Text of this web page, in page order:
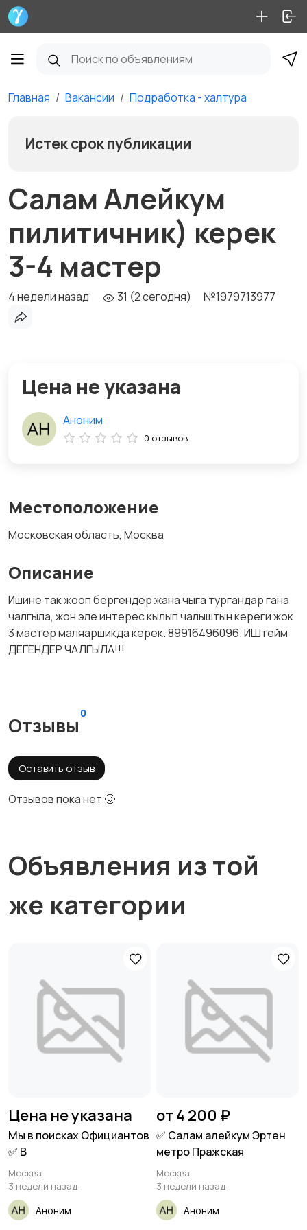
Главная Вакансии Подработка - халтура
Истек срок публикации
Салам Алейкум
пилитичник) керек
3-4 мастер
4 недели назад 31 (2 сегодня) №1979713977
Местоположение
Московская область, Москва
Описание
Ишине так жооп бергендер жана чыга тургандар гана
чалгыла, жон эле интерес кылып чалыштын кереги жок.
3 мастер маляаршикда керек. 89916496096. ИШтейм
ДЕГЕНДЕР ЧАЛГЫЛА!!!
Отзывы
0
Оставить отзыв
Отзывов пока нет 🥴
Цена не указана
Аноним
0 отзывов
Объявления из той
же категории
Цена не указана
Мы в поисках Официантов
✅ В
Москва
3 недели назад
Аноним
от 4 200 ₽
✅ Салам алейкум Эртен
метро Пражская
Москва
3 недели назад
Аноним